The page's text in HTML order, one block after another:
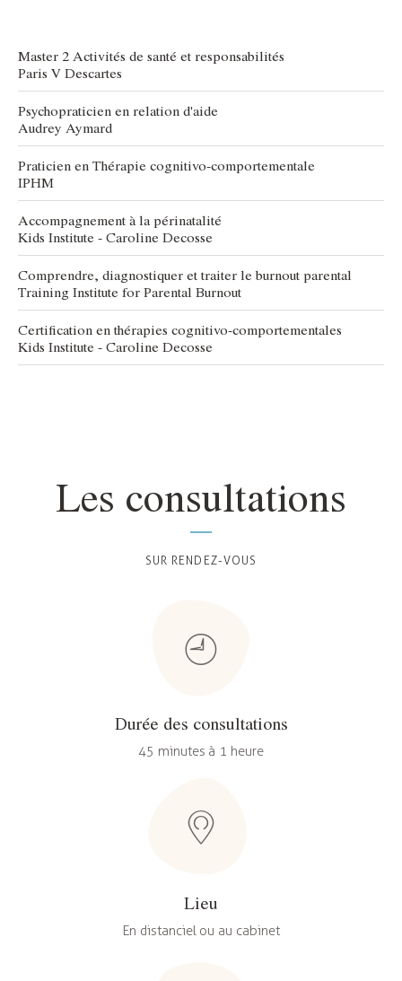
Master 2 Activités de santé et responsabilités
Paris V Descartes
Psychopraticien en relation d'aide
Audrey Aymard
Praticien en Thérapie cognitivo-comportementale
IPHM
Accompagnement à la périnatalité
Kids Institute - Caroline Decosse
Comprendre, diagnostiquer et traiter le burnout parental
Training Institute for Parental Burnout
Certification en thérapies cognitivo-comportementales
Kids Institute - Caroline Decosse
Les consultations
SUR RENDEZ-VOUS
Durée des consultations
45 minutes à 1 heure
Lieu
En distanciel ou au cabinet